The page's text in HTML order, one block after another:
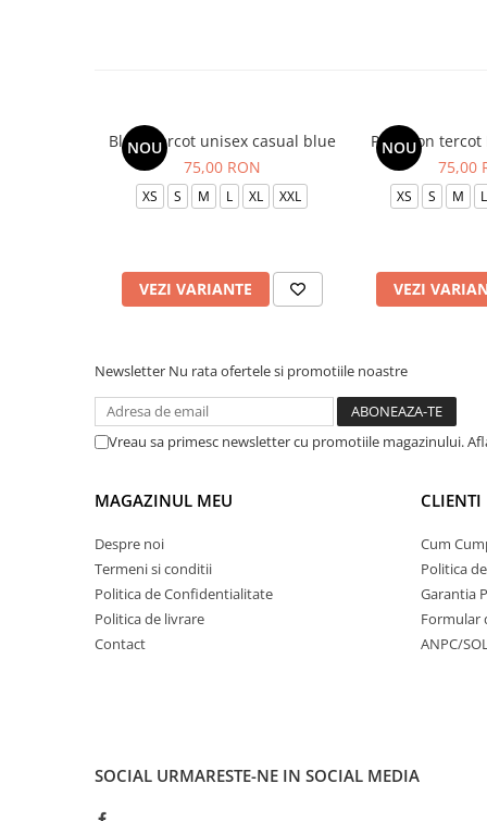
NOU
Bluza tercot unisex casual blue
75,00 RON
XS S M L XL XXL
VEZI VARIANTE
NOU
Pantalon tercot
75,00
XS S M L
VEZI
Newsletter Nu rata ofertele si promotiile noastre
Vreau sa primesc newsletter cu promotiile magazinului.
MAGAZINUL MEU
Despre noi
Termeni si conditii
Politica de Confidentialitate
Politica de livrare
Contact
CLIENTI
Cum
Politica
Garantia
Formular
ANPC/
SOCIAL URMARESTE-NE IN SOCIAL MEDIA